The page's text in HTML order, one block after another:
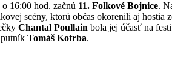
o 16:00 hod. začnú 11. Folkové Bojnice.
scény, ktorú občas okorenili aj
Chantal Poullain bola jej účasť na
Tomáš Kotrba.